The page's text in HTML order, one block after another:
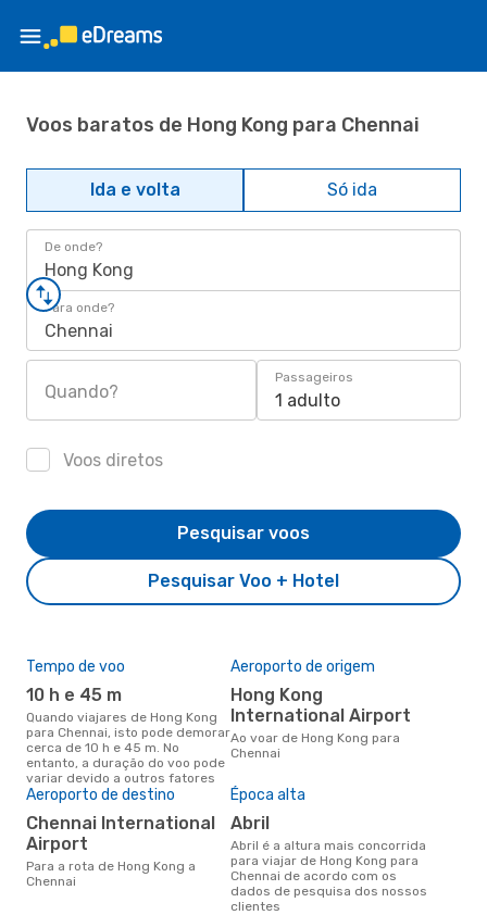
Voos baratos de Hong Kong para Chennai
Ida e volta Só ida
De onde?
Hong Kong
Para onde?
Chennai
Quando?
Passageiros
1 adulto
Voos diretos
Pesquisar Voo + Hotel
Pesquisar voos
Tempo de voo
10 h e 45 m
Quando viajares de Hong Kong
para Chennai, isto pode demorar
cerca de 10 h e 45 m. No
entanto, a duração do voo pode
variar devido a outros fatores
Aeroporto de origem
Hong Kong
International Airport
Ao voar de Hong Kong para
Chennai
Aeroporto de destino
Chennai International
Airport
Para a rota de Hong Kong a
Chennai
Época alta
abril
abril é a altura mais concorrida
para viajar de Hong Kong para
Chennai de acordo com os
dados de pesquisa dos nossos
clientes